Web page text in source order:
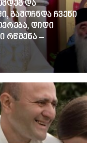
და
გამოჩნდა ჩვენი
დიდი
რწმენა –